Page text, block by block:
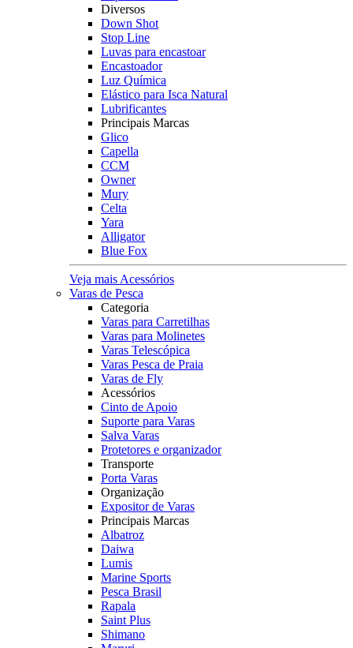
Diversos
Down Shot
Stop Line
Luvas para encastoar
Encastoador
Luz Química
Elástico para Isca Natural
Lubrificantes
Principais Marcas
Glico
Capella
CCM
Owner
Mury
Celta
Yara
Alligator
Blue Fox
Veja mais Acessórios
Varas de Pesca
Categoria
Varas para Carretilhas
Varas para Molinetes
Varas Telescópica
Varas Pesca de Praia
Varas de Fly
Acessórios
Cinto de Apoio
Suporte para Varas
Salva Varas
Protetores e organizador
Transporte
Porta Varas
Organização
Expositor de Varas
Principais Marcas
Albatroz
Daiwa
Lumis
Marine Sports
Pesca Brasil
Rapala
Saint Plus
Shimano